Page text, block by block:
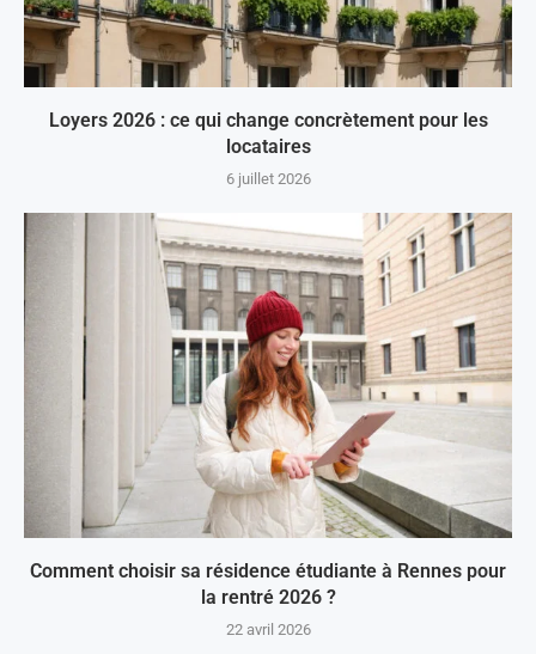
Loyers 2026 : ce qui change concrètement pour les
locataires
6 juillet 2026
Comment choisir sa résidence étudiante à Rennes pour
la rentré 2026 ?
22 avril 2026